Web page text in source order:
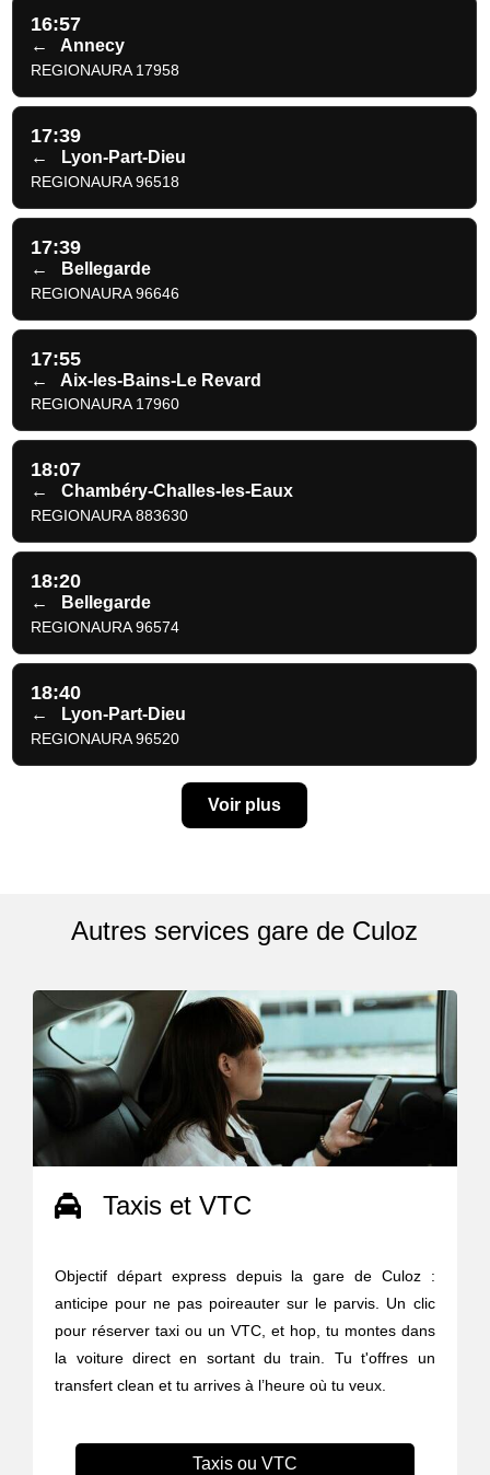
16:57
← Annecy
REGIONAURA 17958
17:39
← Lyon-Part-Dieu
REGIONAURA 96518
17:39
← Bellegarde
REGIONAURA 96646
17:55
← Aix-les-Bains-Le Revard
REGIONAURA 17960
18:07
← Chambéry-Challes-les-Eaux
REGIONAURA 883630
18:20
← Bellegarde
REGIONAURA 96574
18:40
← Lyon-Part-Dieu
REGIONAURA 96520
Voir plus
Autres services gare de Culoz
Taxis et VTC
Objectif départ express depuis la gare de Culoz :
anticipe pour ne pas poireauter sur le parvis. Un clic
pour réserver taxi ou un VTC, et hop, tu montes dans
la voiture direct en sortant du train. Tu t'offres un
transfert clean et tu arrives à l’heure où tu veux.
Taxis ou VTC